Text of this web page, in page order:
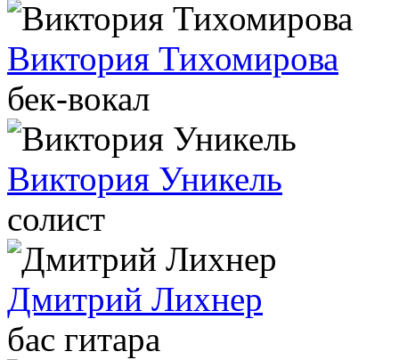
Виктория Тихомирова
бек-вокал
Виктория Уникель
солист
Дмитрий Лихнер
бас гитара